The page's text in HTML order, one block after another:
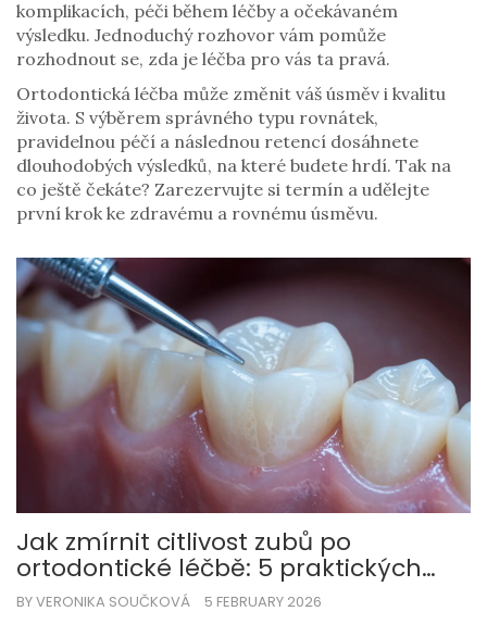
komplikacích, péči během léčby a očekávaném
výsledku. Jednoduchý rozhovor vám pomůže
rozhodnout se, zda je léčba pro vás ta pravá.
Ortodontická léčba může změnit váš úsměv i kvalitu
života. S výběrem správného typu rovnátek,
pravidelnou péčí a následnou retencí dosáhnete
dlouhodobých výsledků, na které budete hrdí. Tak na
co ještě čekáte? Zarezervujte si termín a udělejte
první krok ke zdravému a rovnému úsměvu.
Jak zmírnit citlivost zubů po
ortodontické léčbě: 5 praktických
kroků
BY VERONIKA SOUČKOVÁ 5 FEBRUARY 2026